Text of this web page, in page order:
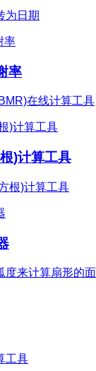
为日期
率
在线计算工具
)计算工具
根)计算工具
度来计算扇形的
工具